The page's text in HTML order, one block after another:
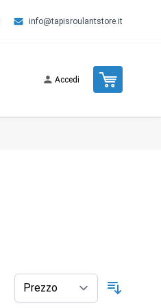
info@tapisroulantstore.it
Accedi Cart